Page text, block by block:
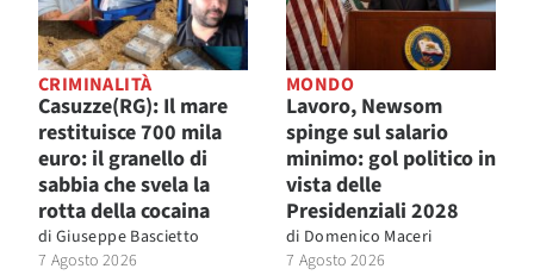
CRIMINALITÀ
Casuzze(RG): Il mare
restituisce 700 mila
euro: il granello di
sabbia che svela la
rotta della cocaina
di Giuseppe Bascietto
7 Agosto 2026
MONDO
Lavoro, Newsom
spinge sul salario
minimo: gol politico in
vista delle
Presidenziali 2028
di Domenico Maceri
7 Agosto 2026